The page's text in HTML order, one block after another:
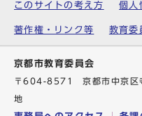
このサイトの考え方 個人
著作権・リンク等 教育委
京都市教育委員会
〒604-8571 京都市中京区
地